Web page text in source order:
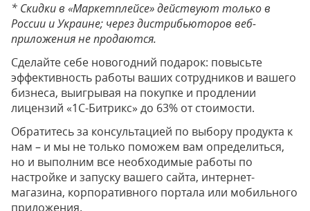
* Cкидки в «Маркетплейсе» действуют только в
России и Украине; через дистрибьюторов веб-
приложения не продаются.
Сделайте себе новогодний подарок: повысьте
эффективность работы ваших сотрудников и вашего
бизнеса, выигрывая на покупке и продлении
лицензий «1С-Битрикс» до 63% от стоимости.
Обратитесь за консультацией по выбору продукта к
нам – и мы не только поможем вам определиться,
но и выполним все необходимые работы по
настройке и запуску вашего сайта, интернет-
магазина, корпоративного портала или мобильного
приложения.